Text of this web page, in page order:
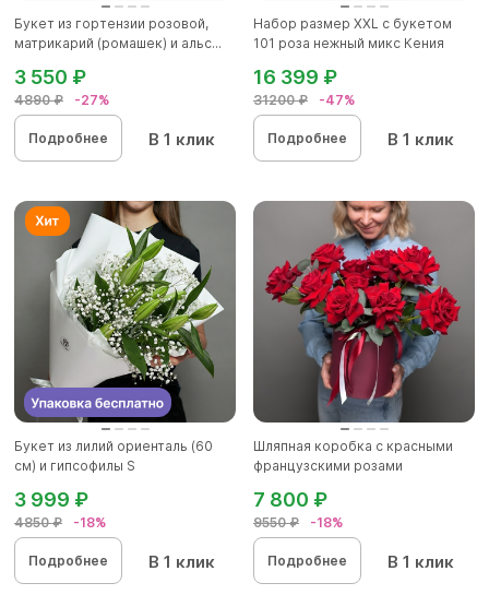
Букет из гортензии розовой,
матрикарий (ромашек) и альс...
4890 ₽ -27%
3 550 ₽
Подробнее В 1 клик
Набор размер ХХL с букетом
101 роза нежный микс Кения
31200 ₽ -47%
16 399 ₽
Подробнее В 1 клик
Букет из лилий ориенталь (60
см) и гипсофилы S
4850 ₽ -18%
3 999 ₽
Подробнее В 1 клик
Шляпная коробка с красными
французскими розами
9550 ₽ -18%
7 800 ₽
Подробнее В 1 клик